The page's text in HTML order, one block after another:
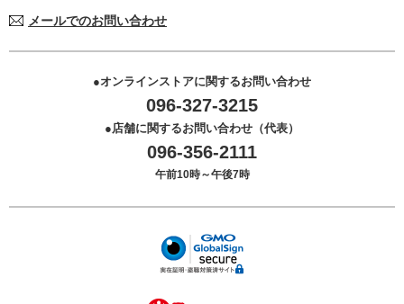
メールでのお問い合わせ
オンラインストアに関するお問い合わせ
096-327-3215
店舗に関するお問い合わせ（代表）
096-356-2111
午前10時～午後7時